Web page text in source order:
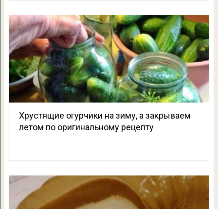
Хрустящие огурчики на зиму, а закрываем
летом по оригинальному рецепту